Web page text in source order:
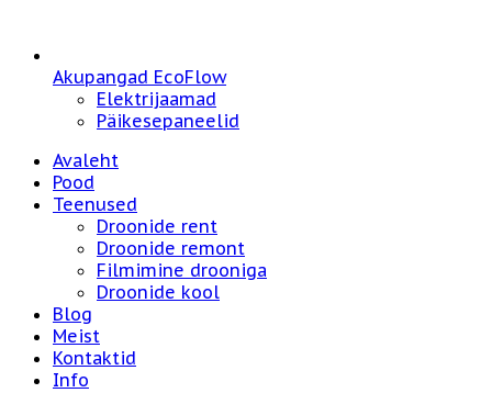
Akupangad EcoFlow
Elektrijaamad
Päikesepaneelid
Avaleht
Pood
Teenused
Droonide rent
Droonide remont
Filmimine drooniga
Droonide kool
Blog
Meist
Kontaktid
Info